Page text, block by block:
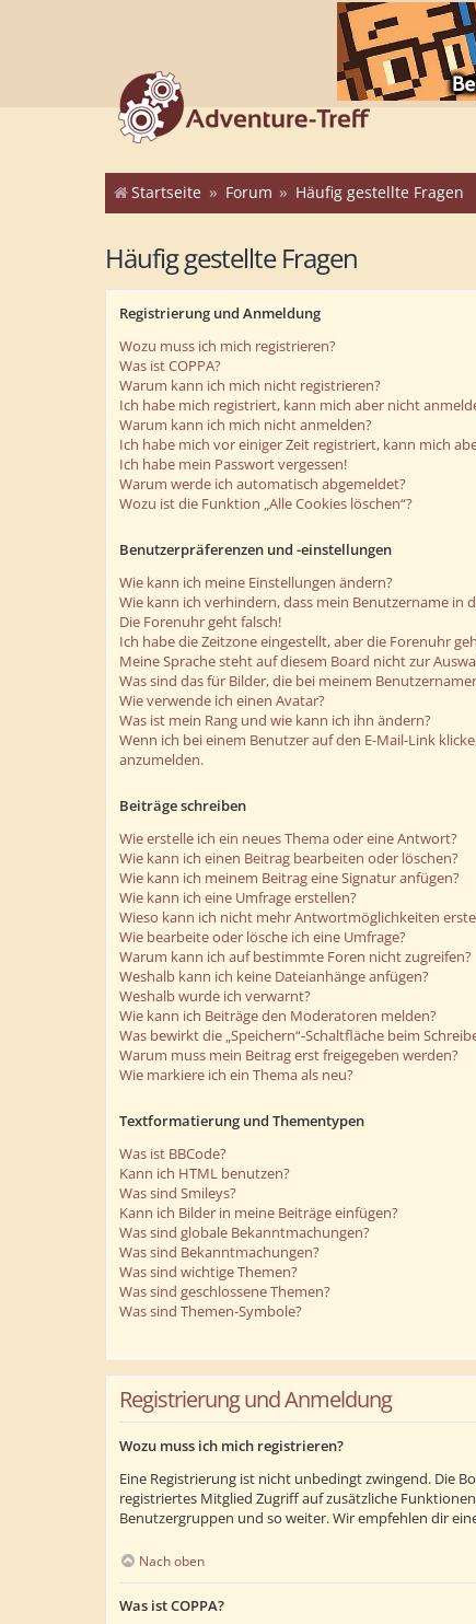
Startseite Forum Häufig gestellte Fragen
Häufig gestellte Fragen
Registrierung und Anmeldung
Wozu muss ich mich registrieren?
Was ist COPPA?
Warum kann ich mich nicht registrieren?
Ich habe mich registriert, kann mich aber nicht
Warum kann ich mich nicht anmelden?
Ich habe mich vor einiger Zeit registriert, kann mich
Ich habe mein Passwort vergessen!
Warum werde ich automatisch abgemeldet?
Wozu ist die Funktion „Alle Cookies löschen“?
Benutzerpräferenzen und -einstellungen
Wie kann ich meine Einstellungen ändern?
Wie kann ich verhindern, dass mein Benutzername in
Die Forenuhr geht falsch!
Ich habe die Zeitzone eingestellt, aber die Forenuhr
Meine Sprache steht auf diesem Board nicht zur
Was sind das für Bilder, die bei meinem
Wie verwende ich einen Avatar?
Was ist mein Rang und wie kann ich ihn ändern?
Wenn ich bei einem Benutzer auf den E-Mail-Link
anzumelden.
Beiträge schreiben
Wie erstelle ich ein neues Thema oder eine Antwort?
Wie kann ich einen Beitrag bearbeiten oder löschen?
Wie kann ich meinem Beitrag eine Signatur anfügen?
Wie kann ich eine Umfrage erstellen?
Wieso kann ich nicht mehr Antwortmöglichkeiten
Wie bearbeite oder lösche ich eine Umfrage?
Warum kann ich auf bestimmte Foren nicht zugreifen?
Weshalb kann ich keine Dateianhänge anfügen?
Weshalb wurde ich verwarnt?
Wie kann ich Beiträge den Moderatoren melden?
Was bewirkt die „Speichern“-Schaltfläche beim
Warum muss mein Beitrag erst freigegeben werden?
Wie markiere ich ein Thema als neu?
Textformatierung und Thementypen
Was ist BBCode?
Kann ich HTML benutzen?
Was sind Smileys?
Kann ich Bilder in meine Beiträge einfügen?
Was sind globale Bekanntmachungen?
Was sind Bekanntmachungen?
Was sind wichtige Themen?
Was sind geschlossene Themen?
Was sind Themen-Symbole?
Registrierung und Anmeldung
Wozu muss ich mich registrieren?
Eine Registrierung ist nicht unbedingt zwingend. Die
registriertes Mitglied Zugriff auf zusätzliche
Benutzergruppen und so weiter. Wir empfehlen dir
Nach oben
Was ist COPPA?